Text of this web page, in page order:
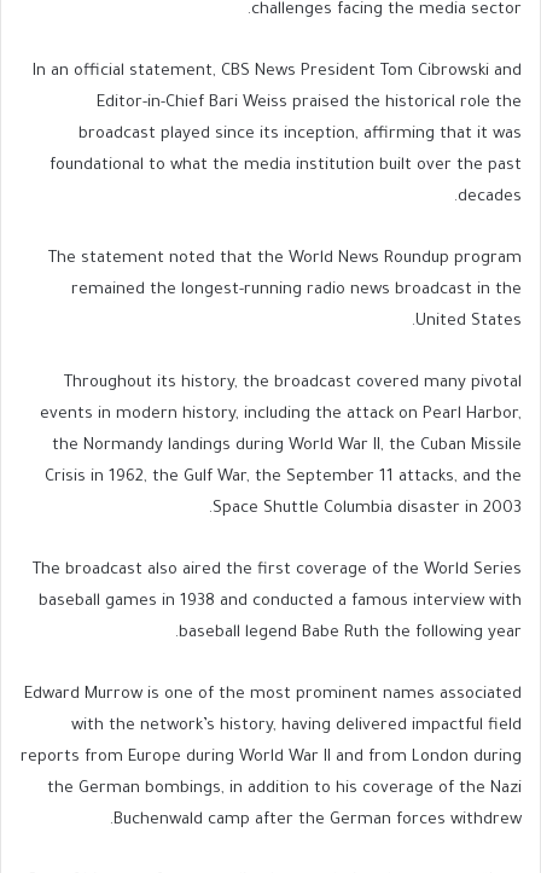
challenges facing the media sector.
In an official statement, CBS News President Tom Cibrowski and
Editor-in-Chief Bari Weiss praised the historical role the
broadcast played since its inception, affirming that it was
foundational to what the media institution built over the past
decades.
The statement noted that the World News Roundup program
remained the longest-running radio news broadcast in the
United States.
Throughout its history, the broadcast covered many pivotal
events in modern history, including the attack on Pearl Harbor,
the Normandy landings during World War II, the Cuban Missile
Crisis in 1962, the Gulf War, the September 11 attacks, and the
Space Shuttle Columbia disaster in 2003.
The broadcast also aired the first coverage of the World Series
baseball games in 1938 and conducted a famous interview with
baseball legend Babe Ruth the following year.
Edward Murrow is one of the most prominent names associated
with the network’s history, having delivered impactful field
reports from Europe during World War II and from London during
the German bombings, in addition to his coverage of the Nazi
Buchenwald camp after the German forces withdrew.